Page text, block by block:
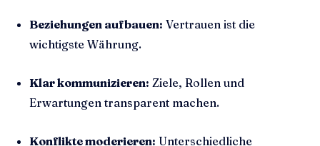
Beziehungen aufbauen: Vertrauen ist die
wichtigste Währung.
Klar kommunizieren: Ziele, Rollen und
Erwartungen transparent machen.
Konflikte moderieren: Unterschiedliche